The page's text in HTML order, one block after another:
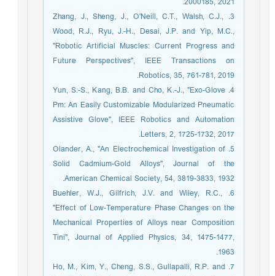
3. Zhang, J., Sheng, J., O'Neill, C.T., Walsh, C.J.,
Wood, R.J., Ryu, J.-H., Desai, J.P. and Yip, M.C.,
"Robotic Artificial Muscles: Current Progress and
Future Perspectives", IEEE Transactions on
Robotics, 35, 761-781, 2019.
4. Yun, S.-S., Kang, B.B. and Cho, K.-J., "Exo-Glove
Pm: An Easily Customizable Modularized Pneumatic
Assistive Glove", IEEE Robotics and Automation
Letters, 2, 1725-1732, 2017.
5. Olander, A., "An Electrochemical Investigation of
Solid Cadmium-Gold Alloys", Journal of the
American Chemical Society, 54, 3819-3833, 1932.
6. Buehler, W.J., Gilfrich, J.V. and Wiley, R.C.,
"Effect of Low‐Temperature Phase Changes on the
Mechanical Properties of Alloys near Composition
Tini", Journal of Applied Physics, 34, 1475-1477,
1963.
7. Ho, M., Kim, Y., Cheng, S.S., Gullapalli, R.P. and